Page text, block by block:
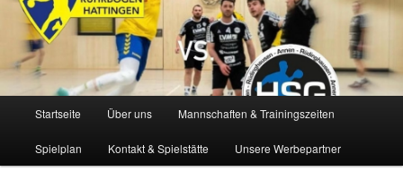
Startseite Über uns Mannschaften & Trainingszeiten
Spielplan Kontakt & Spielstätte Unsere Werbepartner